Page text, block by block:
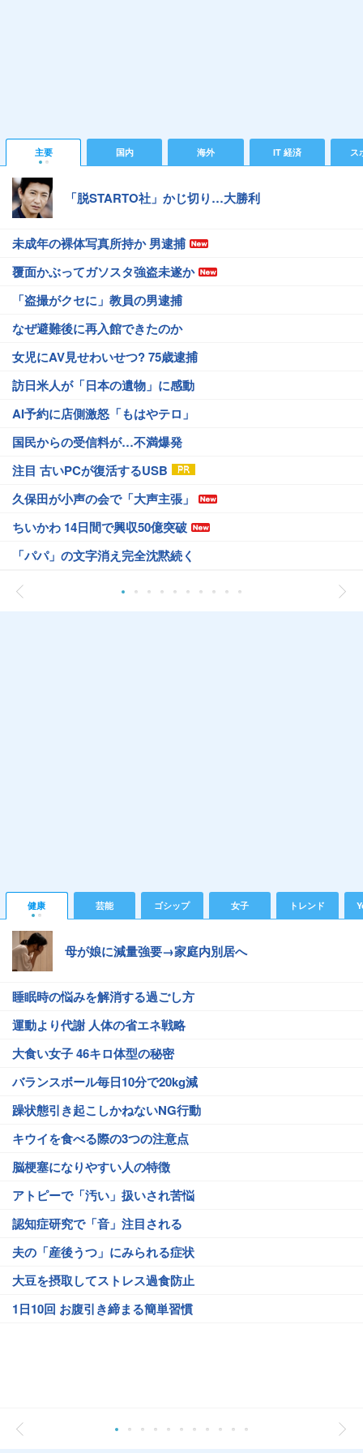
主要 国内 海外 IT 経済 ス
「脱STARTO社」かじ切り…大勝利
未成年の裸体写真所持か 男逮捕
覆面かぶってガソスタ強盗未遂か
「盗撮がクセに」教員の男逮捕
なぜ避難後に再入館できたのか
女児にAV見せわいせつ? 75歳逮捕
訪日米人が「日本の遺物」に感動
AI予約に店側激怒「もはやテロ」
国民からの受信料が…不満爆発
注目 古いPCが復活するUSB
久保田が小声の会で「大声主張」
ちいかわ 14日間で興収50億突破
「パパ」の文字消え完全沈黙続く
健康 芸能 ゴシップ 女子 トレンド
母が娘に減量強要→家庭内別居へ
睡眠時の悩みを解消する過ごし方
運動より代謝 人体の省エネ戦略
大食い女子 46キロ体型の秘密
バランスボール毎日10分で20kg減
躁状態引き起こしかねないNG行動
キウイを食べる際の3つの注意点
脳梗塞になりやすい人の特徴
アトピーで「汚い」扱いされ苦悩
認知症研究で「音」注目される
夫の「産後うつ」にみられる症状
大豆を摂取してストレス過食防止
1日10回 お腹引き締まる簡単習慣